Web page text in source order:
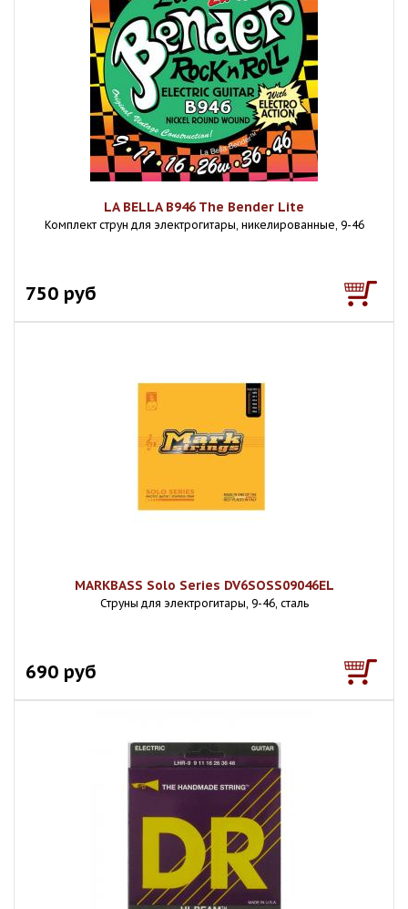
LA BELLA B946 The Bender Lite
Комплект струн для электрогитары, никелированные, 9-46
750 руб
MARKBASS Solo Series DV6SOSS09046EL
Струны для электрогитары, 9-46, сталь
690 руб